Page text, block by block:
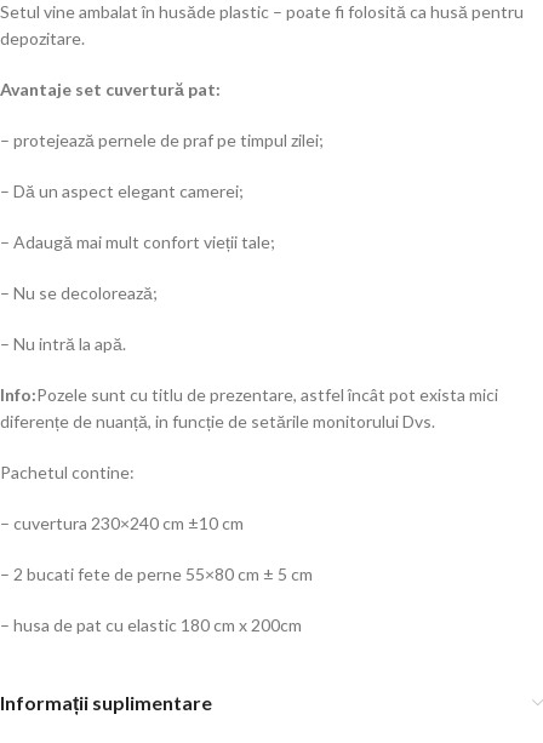
Setul vine ambalat în husăde plastic – poate fi folosită ca husă pentru
depozitare.
Avantaje set cuvertură pat:
– protejează pernele de praf pe timpul zilei;
– Dă un aspect elegant camerei;
– Adaugă mai mult confort vieții tale;
– Nu se decolorează;
– Nu intră la apă.
Info:Pozele sunt cu titlu de prezentare, astfel încât pot exista mici
diferențe de nuanță, in funcție de setările monitorului Dvs.
Pachetul contine:
– cuvertura 230×240 cm ±10 cm
– 2 bucati fete de perne 55×80 cm ± 5 cm
– husa de pat cu elastic 180 cm x 200cm
Informații suplimentare